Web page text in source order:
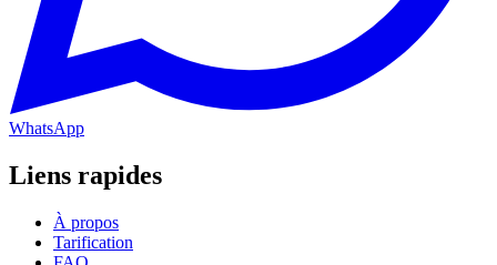
WhatsApp
Liens rapides
À propos
Tarification